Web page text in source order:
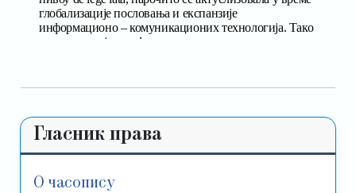
Гласник права
О часопису